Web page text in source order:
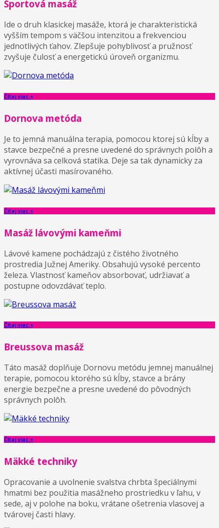
Športová masáž
Ide o druh klasickej masáže, ktorá je charakteristická
vyšším tempom s väčšou intenzitou a frekvenciou
jednotlivých ťahov. Zlepšuje pohyblivosť a pružnosť
zvyšuje čulosť a energetickú úroveň organizmu.
Čítaj viac +
Dornova metóda
Je to jemná manuálna terapia, pomocou ktorej sú kĺby a
stavce bezpečné a presne uvedené do správnych polôh a
vyrovnáva sa celková statika. Deje sa tak dynamicky za
aktívnej účasti masírovaného.
Čítaj viac +
Masáž lávovými kameňmi
Lávové kamene pochádzajú z čistého životného
prostredia Južnej Ameriky. Obsahujú vysoké percento
železa. Vlastnosť kameňov absorbovať, udržiavať a
postupne odovzdávať teplo.
Čítaj viac +
Breussova masáž
Táto masáž doplňuje Dornovu metódu jemnej manuálnej
terapie, pomocou ktorého sú kĺby, stavce a brány
energie bezpečne a presne uvedené do pôvodných
správnych polôh.
Čítaj viac +
Mäkké techniky
Opracovanie a uvolnenie svalstva chrbta špeciálnymi
hmatmi bez použitia masážneho prostriedku v ľahu, v
sede, aj v polohe na boku, vrátane ošetrenia vlasovej a
tvárovej časti hlavy.